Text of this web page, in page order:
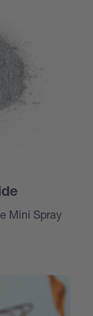
Mini Spray